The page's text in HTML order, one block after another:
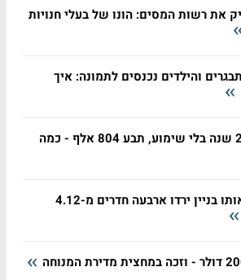
את רשות המסים: הונו של בעלי חנויות
והילדים נכנסים לתמונה: איך
פוטר אחרי 29 שנה בלי שימוע, תבע 804 אלף - כמה
תל בנימין: באותו בניין ירדו ארבעה חדרים מ-4.12